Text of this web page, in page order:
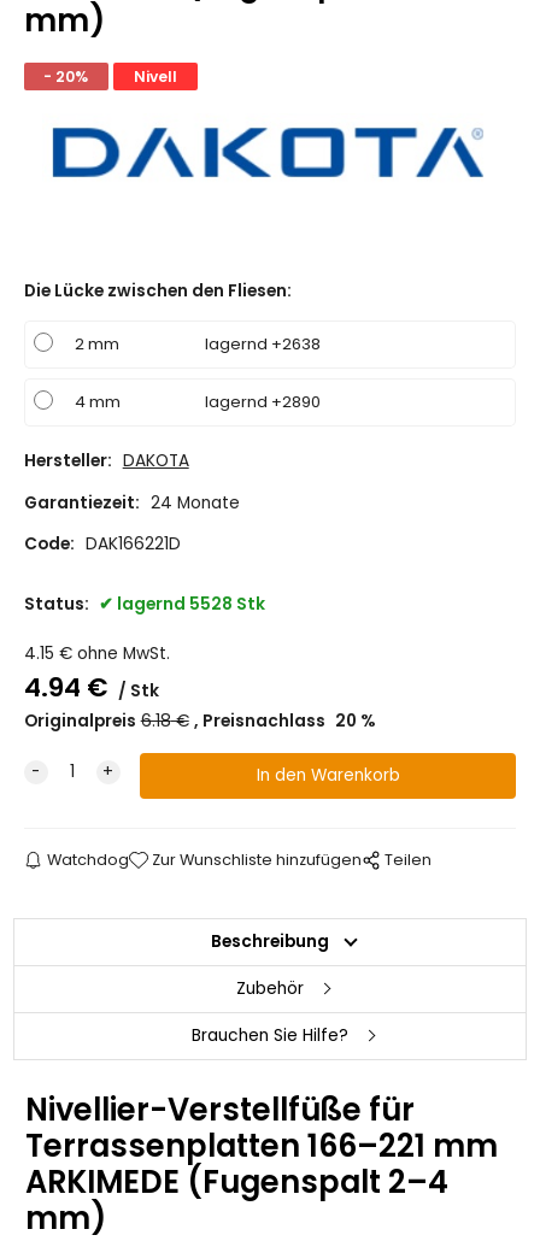
mm)
- 20% Nivell
Die Lücke zwischen den Fliesen:
2 mm lagernd +2638
4 mm lagernd +2890
Hersteller: DAKOTA
Garantiezeit: 24 Monate
Code: DAK166221D
Status: lagernd 5528 Stk
4.15 € ohne MwSt.
4.94 €
Stk
Originalpreis 6.18€ Preisnachlass 20 %
Watchdog Zur Wunschliste hinzufügen Teilen
Beschreibung
Zubehör
Brauchen Sie Hilfe?
Nivellier-Verstellfüße für
Terrassenplatten 166–221 mm
ARKIMEDE (Fugenspalt 2–4
mm)